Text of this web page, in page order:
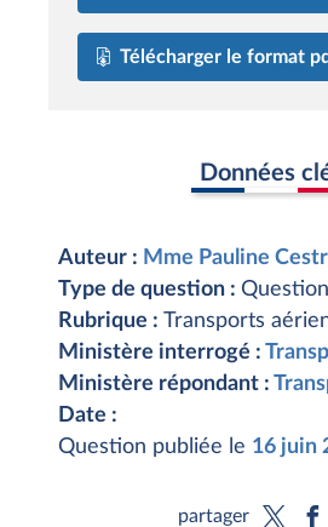
Télécharger le format
Données
Auteur : Mme Pauline
Type de question :
Rubrique : Transports
Ministère interrogé :
Ministère répondant :
Date :
Question publiée le 16 juin
partager